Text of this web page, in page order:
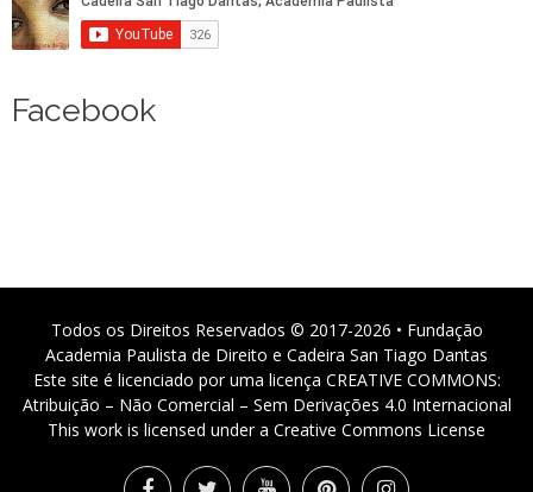
Facebook
Todos os Direitos Reservados © 2017-2026 • Fundação
Academia Paulista de Direito e Cadeira San Tiago Dantas
Este site é licenciado por uma licença CREATIVE COMMONS:
Atribuição – Não Comercial – Sem Derivações 4.0 Internacional
This work is licensed under a Creative Commons License